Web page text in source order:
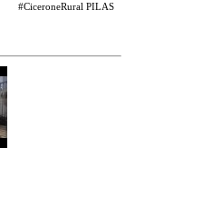
#CiceroneRural PILAS